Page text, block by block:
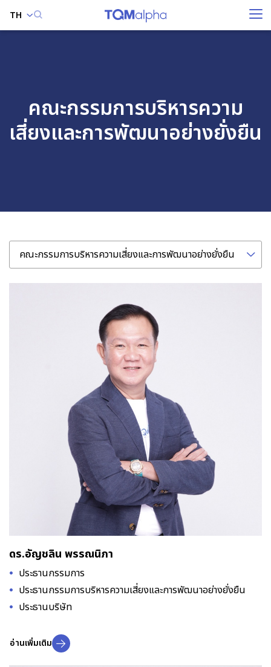
TH
Enhanced by
คณะกรรมการบริหารความ
เสี่ยงและการพัฒนาอย่างยั่งยืน
คณะกรรมการบริหารความเสี่ยงและการพัฒนาอย่างยั่งยืน
ดร.อัญชลิน พรรณนิภา
ประธานกรรมการ
ประธานกรรมการบริหารความเสี่ยงและการพัฒนาอย่างยั่งยืน
ประธานบริษัท
อ่านเพิ่มเติม